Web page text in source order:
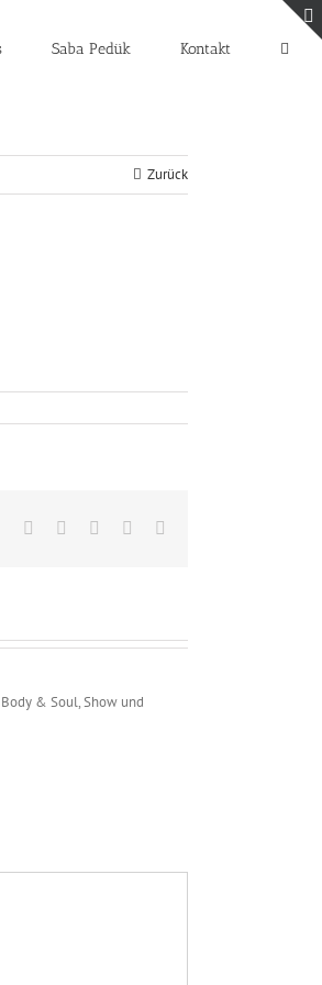
Saba Pedük Kontakt
Zurück
Reddit LinkedIn
TumblrPinterest
& Soul, Show und